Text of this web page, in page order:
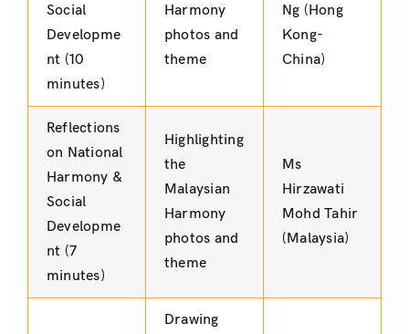
Social
Developme
nt (10
minutes)
Harmony
photos and
theme
Ng (Hong
Kong-
China)
Reflections
on National
Harmony &
Social
Developme
nt (7
minutes)
Highlighting
the
Malaysian
Harmony
photos and
theme
Ms
Hirzawati
Mohd Tahir
(Malaysia)
Drawing